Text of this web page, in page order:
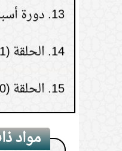
14. الحلقة (11) والحديث حول قيام الليل وزكاة الفطر
15. الحلقة (30) والأخيرة- تنبيهات حول الدعاء
مواد
5. خطبة
6. خطبة
التعليم
7. خطبة